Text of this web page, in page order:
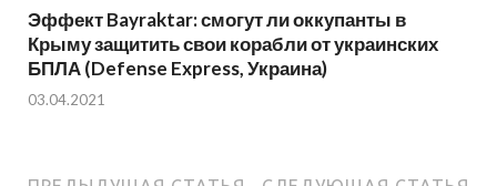
Эффект Bayraktar: смогут ли оккупанты в
Крыму защитить свои корабли от украинских
БПЛА (Defense Express, Украина)
03.04.2021